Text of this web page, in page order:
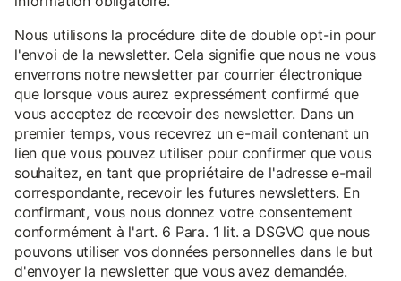
Nous utilisons la procédure dite de double opt-in pour
l'envoi de la newsletter. Cela signifie que nous ne vous
enverrons notre newsletter par courrier électronique
que lorsque vous aurez expressément confirmé que
vous acceptez de recevoir des newsletter. Dans un
premier temps, vous recevrez un e-mail contenant un
lien que vous pouvez utiliser pour confirmer que vous
souhaitez, en tant que propriétaire de l'adresse e-mail
correspondante, recevoir les futures newsletters. En
confirmant, vous nous donnez votre consentement
conformément à l'art. 6 Para. 1 lit. a DSGVO que nous
pouvons utiliser vos données personnelles dans le but
d'envoyer la newsletter que vous avez demandée.